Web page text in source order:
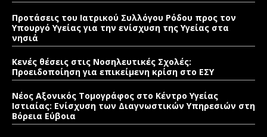
Προτάσεις του Ιατρικού Συλλόγου Ρόδου προς τον
Υπουργό Υγείας για την ενίσχυση της Υγείας στα
νησιά
Κενές θέσεις στις Νοσηλευτικές Σχολές:
Προειδοποίηση για επικείμενη κρίση στο ΕΣΥ
Νέος Αξονικός Τομογράφος στο Κέντρο Υγείας
Ιστιαίας: Ενίσχυση των Διαγνωστικών Υπηρεσιών στη
Βόρεια Εύβοια